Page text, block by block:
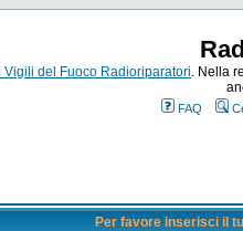
Vigili del Fuoco Radioriparatori. Nella
FAQ
Per favore inserisci il